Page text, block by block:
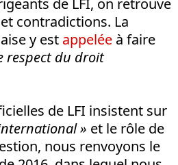
de LFI, on retrouve
contradictions. La
y est appelée à faire
respect du droit
de LFI insistent sur
» et le rôle de
nous renvoyons le